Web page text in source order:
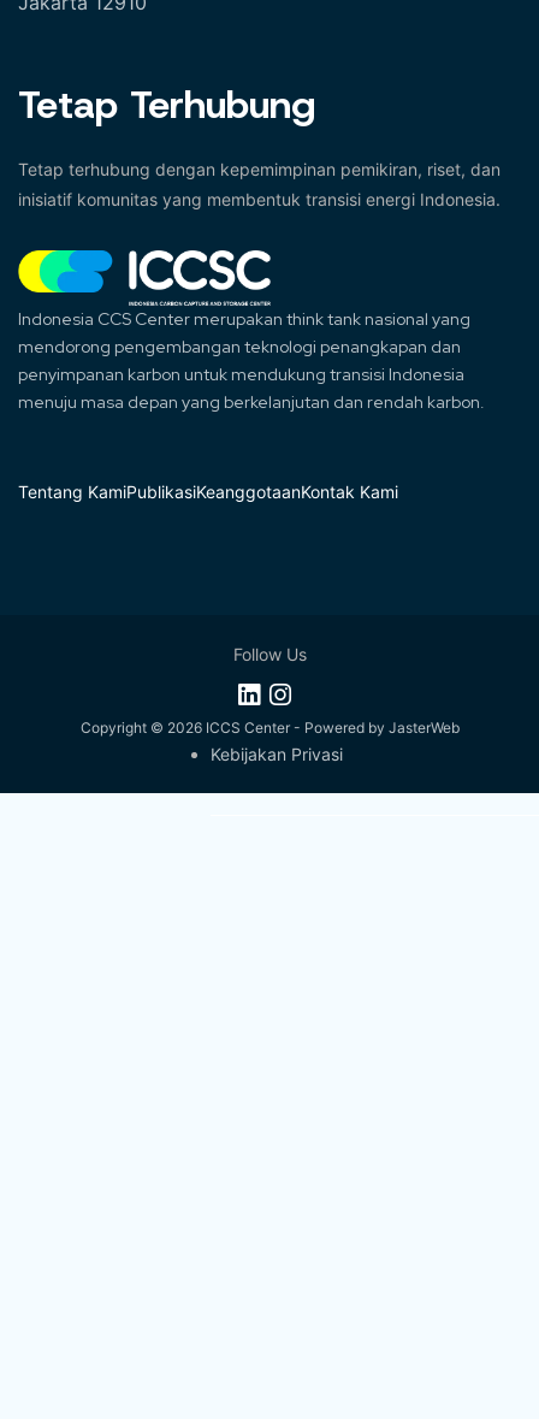
Tetap Terhubung
Tetap terhubung dengan kepemimpinan pemikiran, riset, dan
inisiatif komunitas yang membentuk transisi energi Indonesia.
Indonesia CCS Center merupakan think tank nasional yang
mendorong pengembangan teknologi penangkapan dan
penyimpanan karbon untuk mendukung transisi Indonesia
menuju masa depan yang berkelanjutan dan rendah karbon.
Tentang KamiPublikasiKeanggotaanKontak Kami
Copyright © 2026 ICCS Center- Powered by JasterWeb
Kebijakan Privasi
Follow Us